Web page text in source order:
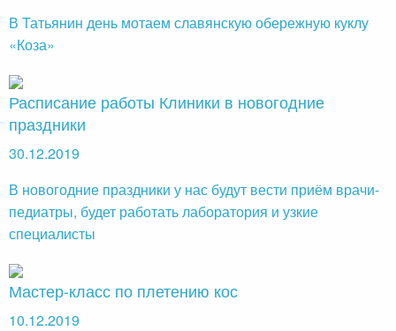
В Татьянин день мотаем славянскую обережную куклу
«Коза»
Расписание работы Клиники в новогодние
праздники
30.12.2019
В новогодние праздники у нас будут вести приём врачи-
педиатры, будет работать лаборатория и узкие
специалисты
Мастер-класс по плетению кос
10.12.2019